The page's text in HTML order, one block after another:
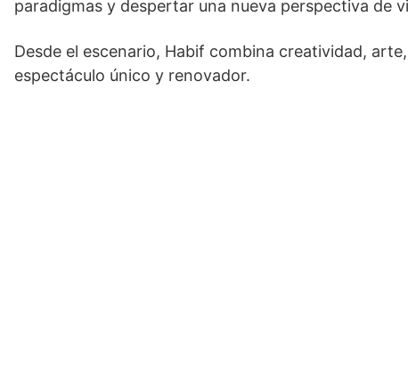
paradigmas y despertar una nueva perspectiva de
Desde el escenario, Habif combina creatividad,
espectáculo único y renovador.